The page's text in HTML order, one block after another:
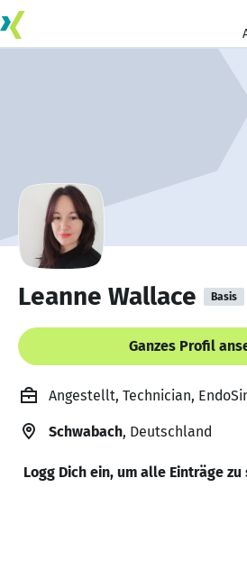
Leanne Wallace Basis
Ganzes Profil
Angestellt, Technician,
Schwabach, Deutschland
Logg Dich ein, um alle Einträge zu